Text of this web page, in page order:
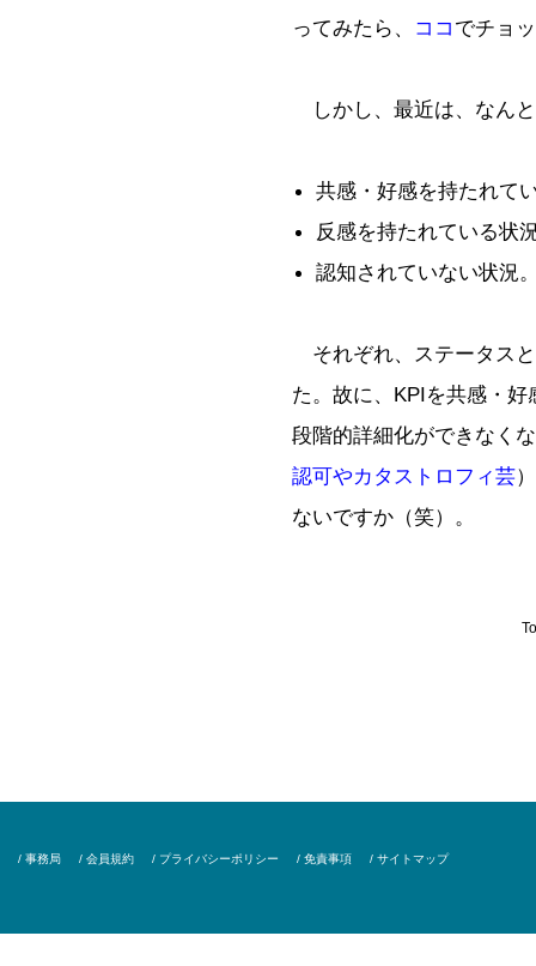
ってみたら、 ココ でチョ
しかし、最近は、なん
共感・好感を持たれて
反感を持たれている状
認知されていない状況
それぞれ、ステータス
た。故に、KPIを共感・
段階的詳細化ができなく
認可やカタストロフィ芸
ないですか（笑）。
/ 事務局 / 会員規約 / プライバシーポリシー / 免責事項 / サイトマップ